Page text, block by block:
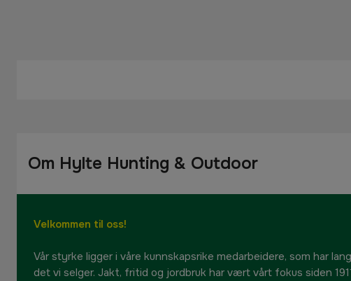
Om Hylte Hunting & Outdoor
Velkommen til oss!
Vår styrke ligger i våre kunnskapsrike medarbeidere, som har
det vi selger. Jakt, fritid og jordbruk har vært vårt fokus siden